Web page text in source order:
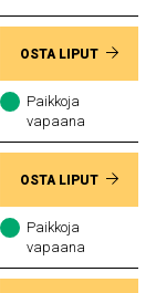
OSTA LIPUT
Paikkoja
vapaana
OSTA LIPUT
Paikkoja
vapaana